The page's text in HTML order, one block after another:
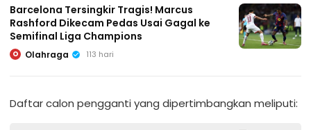
Barcelona Tersingkir Tragis! Marcus
Rashford Dikecam Pedas Usai Gagal ke
Semifinal Liga Champions
O Olahraga 113 hari
Daftar calon pengganti yang dipertimbangkan meliputi: